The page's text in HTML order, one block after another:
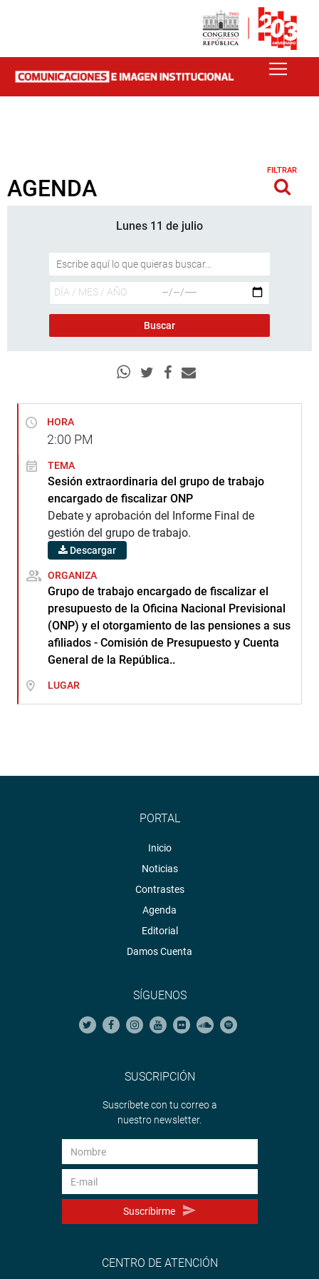
AGENDA
FILTRAR
Lunes 11 de julio
HORA
2:00 PM
TEMA
Sesión extraordinaria del grupo de trabajo
encargado de fiscalizar ONP
Debate y aprobación del Informe Final de
gestión del grupo de trabajo.
Descargar
ORGANIZA
Grupo de trabajo encargado de fiscalizar el
presupuesto de la Oficina Nacional Previsional
(ONP) y el otorgamiento de las pensiones a sus
afiliados - Comisión de Presupuesto y Cuenta
General de la República..
LUGAR
PORTAL
Inicio
Noticias
Contrastes
Agenda
Editorial
Damos Cuenta
SÍGUENOS
SUSCRIPCIÓN
Suscríbete con tu correo a
nuestro newsletter.
Suscribirme
CENTRO DE ATENCIÓN